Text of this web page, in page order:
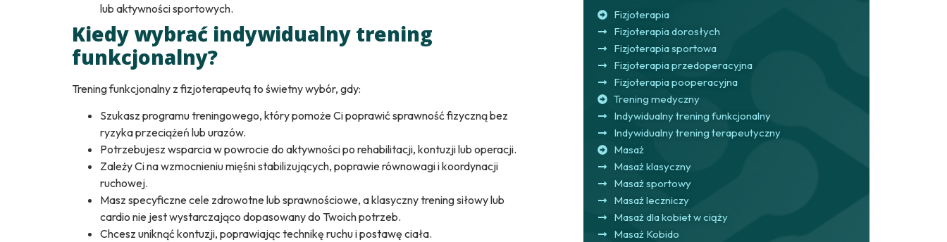
lub aktywności sportowych.
Kiedy wybrać indywidualny trening
funkcjonalny?
Trening funkcjonalny z fizjoterapeutą to świetny wybór, gdy:
Szukasz programu treningowego, który pomoże Ci poprawić sprawność fizyczną bez
ryzyka przeciążeń lub urazów.
Potrzebujesz wsparcia w powrocie do aktywności po rehabilitacji, kontuzji lub operacji.
Zależy Ci na wzmocnieniu mięśni stabilizujących, poprawie równowagi i koordynacji
ruchowej.
Masz specyficzne cele zdrowotne lub sprawnościowe, a klasyczny trening siłowy lub
cardio nie jest wystarczająco dopasowany do Twoich potrzeb.
Chcesz uniknąć kontuzji, poprawiając technikę ruchu i postawę ciała.
Fizjoterapia
Fizjoterapia dorosłych
Fizjoterapia sportowa
Fizjoterapia przedoperacyjna
Fizjoterapia pooperacyjna
Trening medyczny
Indywidualny trening funkcjonalny
Indywidualny trening terapeutyczny
Masaż
Masaż klasyczny
Masaż sportowy
Masaż leczniczy
Masaż dla kobiet w ciąży
Masaż Kobido